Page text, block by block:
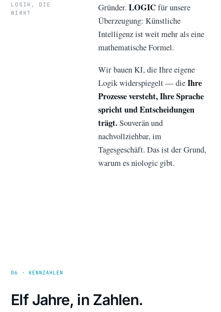
LOGIK, DIE
WIRKT
Gründer.LOGICfür unsere
Überzeugung: Künstliche
Intelligenz ist weit mehr als eine
mathematische Formel.
Wir bauen KI, die Ihre eigene
Logik widerspiegelt — dieIhre
Prozesse versteht, Ihre Sprache
spricht und Entscheidungen
trägt.Souverän und
nachvollziehbar, im
Tagesgeschäft. Das ist der Grund,
warum es niologic gibt.
06 · KENNZAHLEN
Elf Jahre, in Zahlen.